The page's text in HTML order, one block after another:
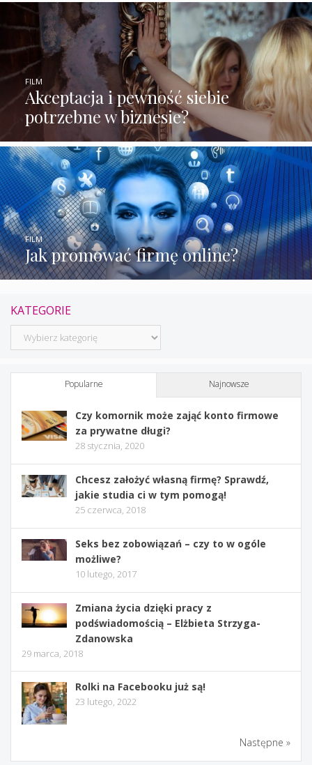
Akceptacja i pewność siebie
potrzebne w biznesie?
FILM
Jak promować firmę online?
FILM
KATEGORIE
Kategorie
Popularne Najnowsze
Czy komornik może zająć konto firmowe
za prywatne długi?
28 stycznia, 2020
Chcesz założyć własną firmę? Sprawdź,
jakie studia ci w tym pomogą!
25 czerwca, 2018
Seks bez zobowiązań – czy to w ogóle
możliwe?
10 lutego, 2017
Zmiana życia dzięki pracy z
podświadomością – Elżbieta Strzyga-
Zdanowska
29 marca, 2018
Rolki na Facebooku już są!
23 lutego, 2022
Następne »